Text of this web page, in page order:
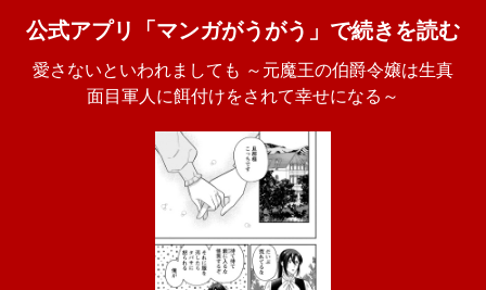
公式アプリ「マンガがうがう」で続きを読む
愛さないといわれましても ～元魔王の伯爵令嬢は生真
面目軍人に餌付けをされて幸せになる～